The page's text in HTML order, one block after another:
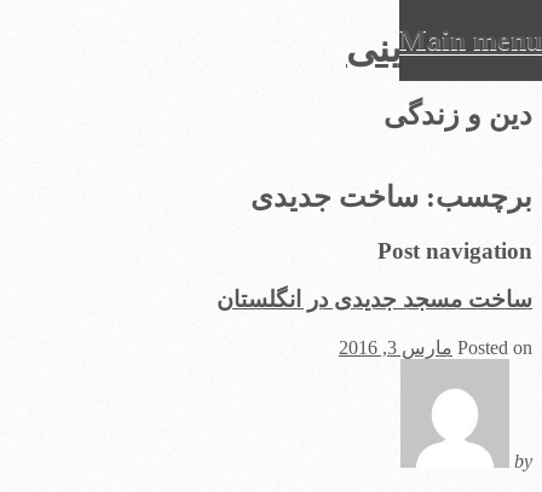
عرفان دینی
دین و زندگی
Main menu
to
content
برچسب: ساخت جدیدی
Post navigation
ساخت مسجد جدیدی در انگلستان
Posted on مارس 3, 2016
by